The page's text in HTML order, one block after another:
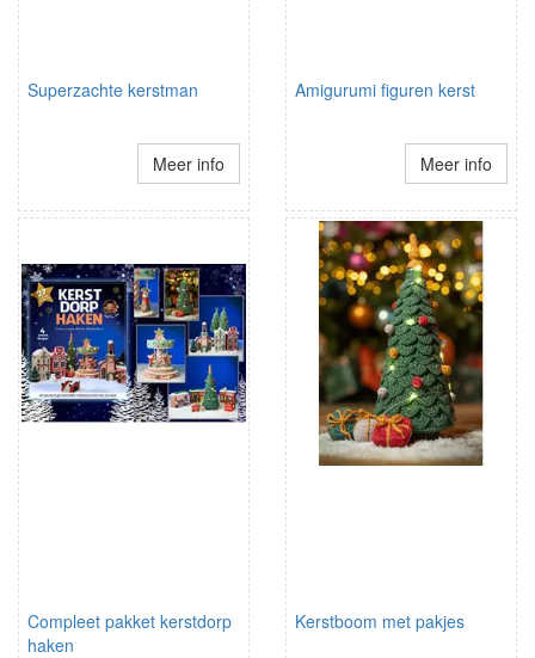
Superzachte kerstman
Meer info
Amigurumi figuren kerst
Meer info
Compleet pakket kerstdorp
haken
Kerstboom met pakjes